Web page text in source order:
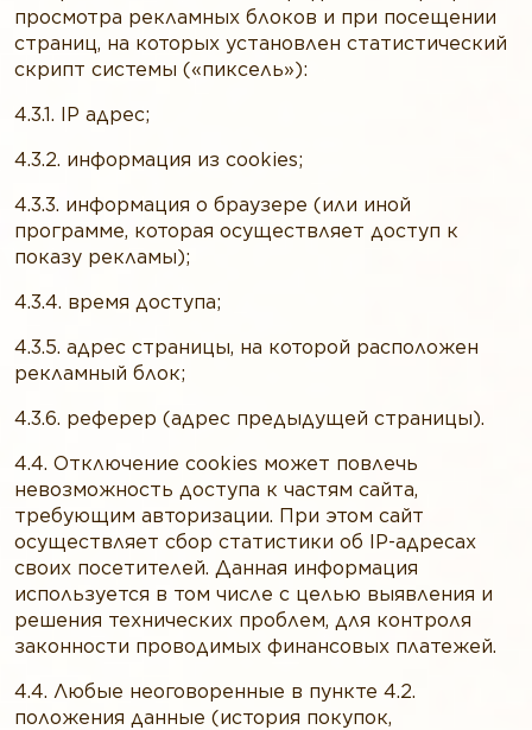
просмотра рекламных блоков и при посещении
страниц, на которых установлен статистический
скрипт системы («пиксель»):
4.3.1. IP адрес;
4.3.2. информация из cookies;
4.3.3. информация о браузере (или иной
программе, которая осуществляет доступ к
показу рекламы);
4.3.4. время доступа;
4.3.5. адрес страницы, на которой расположен
рекламный блок;
4.3.6. реферер (адрес предыдущей страницы).
4.4. Отключение cookies может повлечь
невозможность доступа к частям сайта,
требующим авторизации. При этом сайт
осуществляет сбор статистики об IP-адресах
своих посетителей. Данная информация
используется в том числе с целью выявления и
решения технических проблем, для контроля
законности проводимых финансовых платежей.
4.4. Любые неоговоренные в пункте 4.2.
положения данные (история покупок,